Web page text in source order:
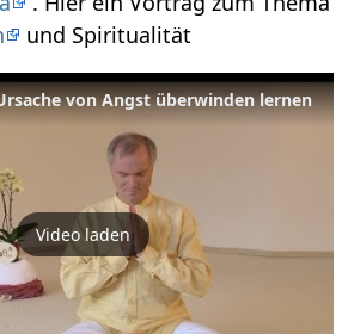
und Spiritualität
von Angst überwinden lernen
Video laden